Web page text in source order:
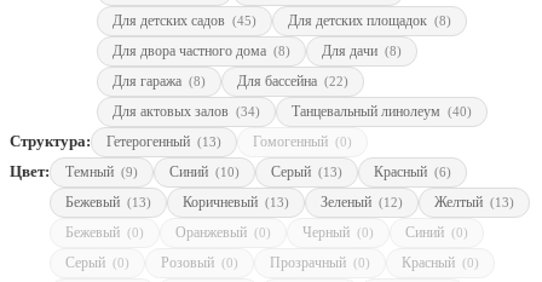
Для детских садов (45) Для детских площадок (8)
Для двора частного дома (8) Для дачи (8)
Для гаража (8) Для бассейна (22)
Для актовых залов (34) Танцевальный линолеум (40)
Структура: Гетерогенный (13) Гомогенный (0)
Цвет: Темный (9) Синий (10) Серый (13) Красный (6)
Бежевый (13) Коричневый (13) Зеленый (12) Желтый (13)
Бежевый (0) Оранжевый (0) Черный (0) Синий (0)
Серый (0) Розовый (0) Прозрачный (0) Красный (0)